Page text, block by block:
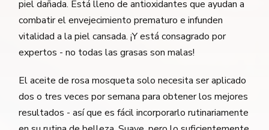
piel dañada. Está lleno de antioxidantes que ayudan a
combatir el envejecimiento prematuro e infunden
vitalidad a la piel cansada. ¡Y está consagrado por
expertos - no todas las grasas son malas!
El aceite de rosa mosqueta solo necesita ser aplicado
dos o tres veces por semana para obtener los mejores
resultados - así que es fácil incorporarlo rutinariamente